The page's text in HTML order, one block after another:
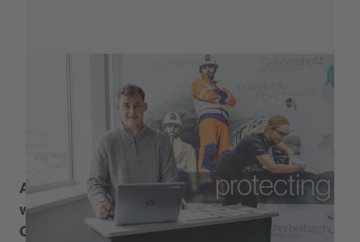
08. Dezember 2022
Arbeitssicherheit
Arbeitssicherheit ist nicht nur für Berufe
wichtig, bei denen man mit offensichtlichen
Gefahren in Berührung kommt, wie